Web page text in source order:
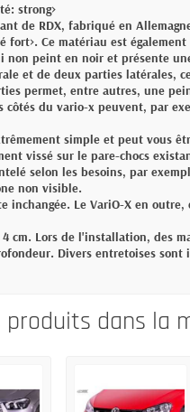
strong>
de RDX, fabriqué en
Ce matériau est
non peint en noir et présente
et de deux parties
permet, entre autres, une
côtés du vario-x peuvent, par
simple et peut vous
vissé sur le pare-chocs
selon les besoins, par
non visible.
inchangée. Le VariO-X en
cm. Lors de l'installation, des
Divers entretoises sont
produits dans la